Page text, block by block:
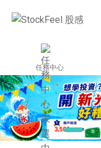
任務中心